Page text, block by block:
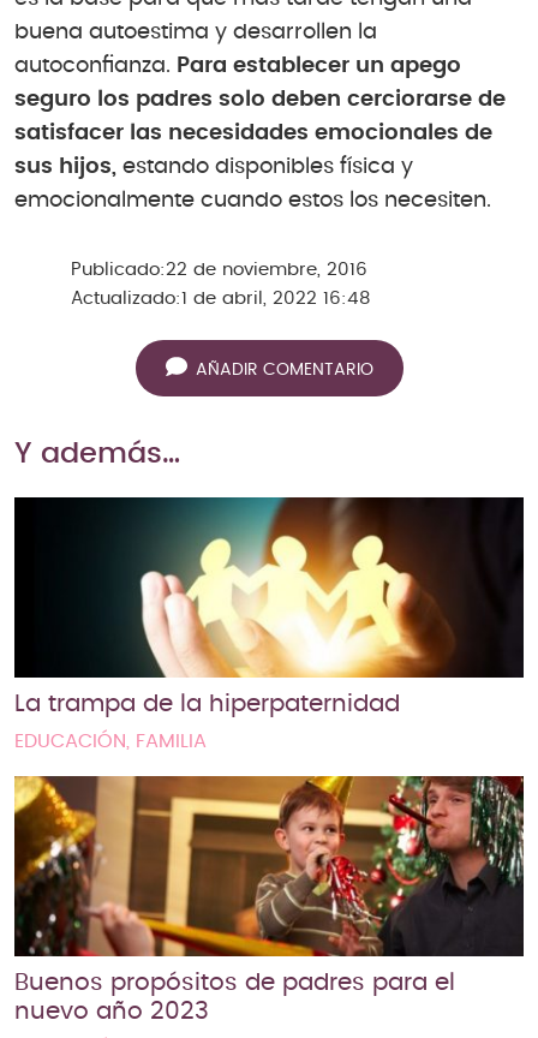
buena autoestima y desarrollen la
autoconfianza. Para establecer un apego
seguro los padres solo deben cerciorarse de
satisfacer las necesidades emocionales de
sus hijos, estando disponibles física y
emocionalmente cuando estos los necesiten.
Publicado: 22 de noviembre, 2016
Actualizado:1 de abril, 2022 16:48
AÑADIR COMENTARIO
Y además…
La trampa de la hiperpaternidad
EDUCACIÓN, FAMILIA
Buenos propósitos de padres para el
nuevo año 2023